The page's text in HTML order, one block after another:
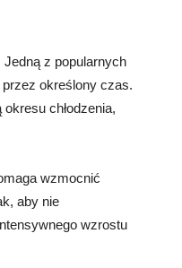
Jedną z popularnych
określony czas.
chłodzenia,
wzmocnić
aby nie
wzrostu